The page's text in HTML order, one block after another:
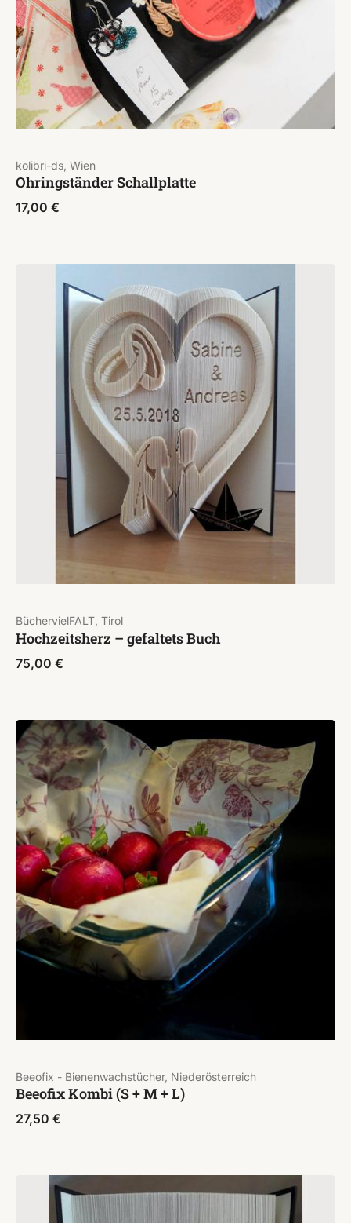
kolibri-ds, Wien
Ohringständer Schallplatte
17,00 €
BüchervielFALT, Tirol
Hochzeitsherz – gefaltets Buch
75,00 €
Beeofix - Bienenwachstücher, Niederösterreich
Beeofix Kombi (S + M + L)
27,50 €